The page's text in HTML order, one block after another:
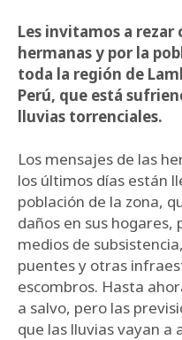
Les invitamos a
hermanas y por la
toda la región de
Perú, que está
lluvias torrenciales.
Los mensajes de las
los últimos días están
población de la zona,
daños en sus hogares,
medios de
puentes y otras
escombros. Hasta
a salvo, pero las
que las lluvias vayan a